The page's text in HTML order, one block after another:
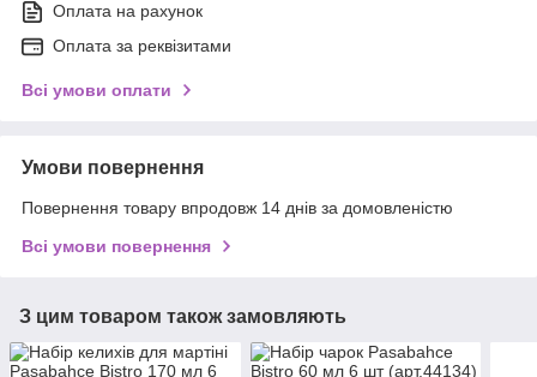
Оплата на рахунок
Оплата за реквізитами
Всі умови оплати
Умови повернення
Повернення товару впродовж 14 днів за домовленістю
Всі умови повернення
З цим товаром також замовляють